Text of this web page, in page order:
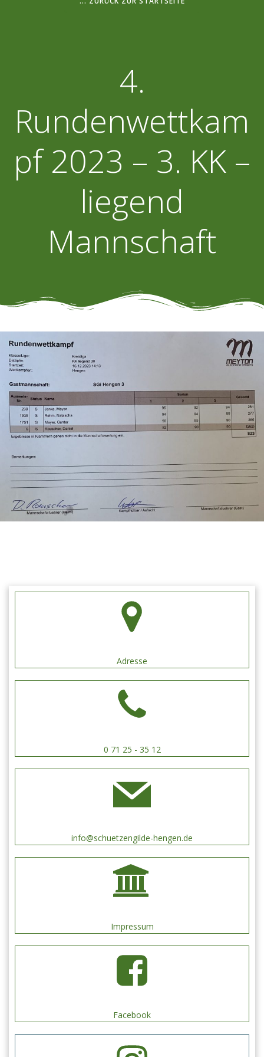
4.
Rundenwettkam
pf 2023 – 3. KK –
liegend
Mannschaft
Adresse
0 71 25 - 35 12
info@schuetzengilde-hengen.de
Impressum
Facebook